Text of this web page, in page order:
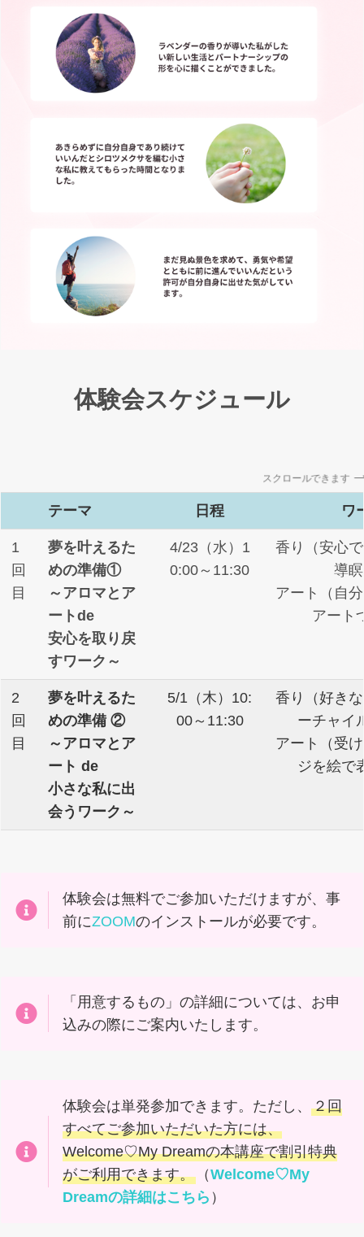
体験会スケジュール
スクロールできます
テーマ 日程 ワ
1
回
目
夢を叶えるた
めの準備①
～アロマとア
ートde
安心を取り戻
すワーク～
4/23（水）1
0:00～11:30
香り（安心
導
アート（自
アート
2
回
目
夢を叶えるた
めの準備 ②
～アロマとア
ート de
小さな私に出
会うワーク～
5/1（木）10:
00～11:30
香り（好き
ーチャイ
アート（受
ジを絵で
体験会は無料でご参加いただけますが、事
前にZOOMのインストールが必要です。
「用意するもの」の詳細については、お申
込みの際にご案内いたします。
体験会は単発参加できます。ただし、２回
すべてご参加いただいた方には、
Welcome♡My Dreamの本講座で割引特典
がご利用できます。 （Welcome♡My
Dreamの詳細はこちら ）